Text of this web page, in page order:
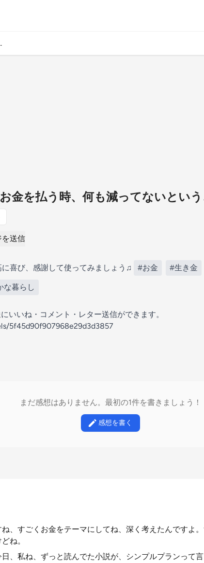
金を払う時、何も減ってないという
を送信
喜び、感謝して使ってみましょう♫ #お金 #生き金
な暮らし
いいね・コメント・レター送信ができます。
5f45d90f907968e29d3d3857
まだ感想はありません。最初の1件を書きましょう！
感想を書く
、すごくお金をテーマにしてね、深く考えたんですよ
ね。
、私ね、ずっと読んでた小説が、シンプルプランって